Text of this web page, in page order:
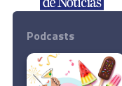
Podcasts